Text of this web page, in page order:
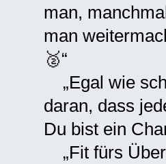
man,
man
🥈“
„Egal wie
daran, dass
Du bist ein
„Fit fürs